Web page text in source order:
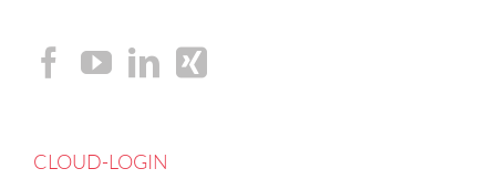
CLOUD-LOGIN